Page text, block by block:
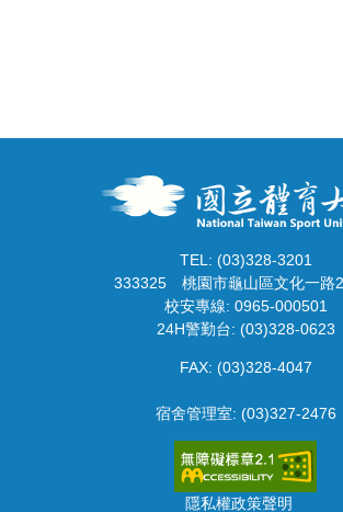
TEL: (03)328-3201
333325 桃園市龜山區文化一路
校安專線: 0965-000501
24H警勤台: (03)328-0623
FAX: (03)328-4047
宿舍管理室: (03)327-2476
隱私權政策聲明